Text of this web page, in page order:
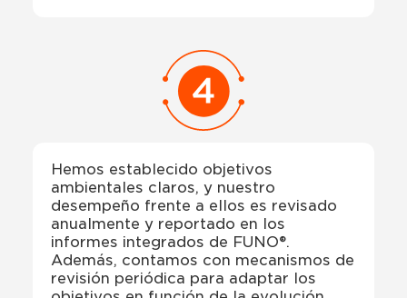
Hemos establecido objetivos
ambientales claros, y nuestro
desempeño frente a ellos es revisado
anualmente y reportado en los
informes integrados de FUNO®.
Además, contamos con mecanismos de
revisión periódica para adaptar los